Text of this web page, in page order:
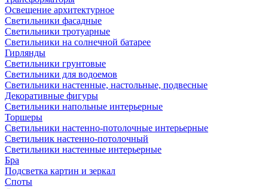
Освещение архитектурное
Светильники фасадные
Светильники тротуарные
Светильники на солнечной батарее
Гирлянды
Светильники грунтовые
Светильники для водоемов
Светильники настенные, настольные, подвесные
Декоративные фигуры
Светильники напольные интерьерные
Торшеры
Светильники настенно-потолочные интерьерные
Светильник настенно-потолочный
Светильники настенные интерьерные
Бра
Подсветка картин и зеркал
Споты